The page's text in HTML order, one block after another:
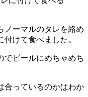
ノーマルのタレを絡め
けて食べました。
でビールにめちゃめち
合っているのかはわか